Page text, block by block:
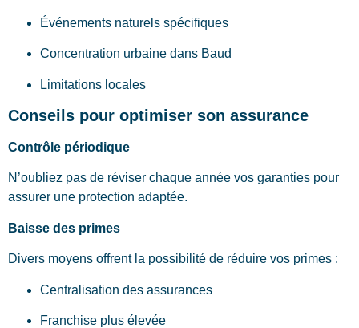
Événements naturels spécifiques
Concentration urbaine dans Baud
Limitations locales
Conseils pour optimiser son assurance
Contrôle périodique
N’oubliez pas de réviser chaque année vos garanties pour
assurer une protection adaptée.
Baisse des primes
Divers moyens offrent la possibilité de réduire vos primes :
Centralisation des assurances
Franchise plus élevée